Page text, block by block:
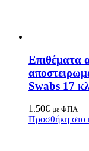
Επιθέματα
Swabs 17
1.50€ με ΦΠΑ
Προσθήκη στο